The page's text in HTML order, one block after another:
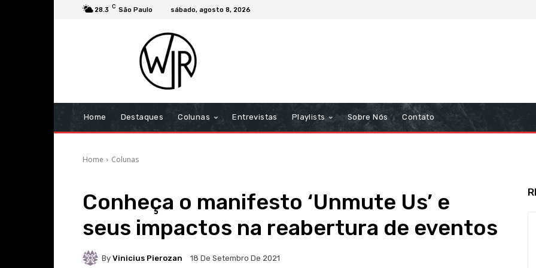
28.3 C São Paulo sábado, agosto 8, 2026
Home Destaques Colunas Entrevistas Playlists Sobre Nós Contato
Home Colunas
Conheça o manifesto ‘Unmute Us’ e
seus impactos na reabertura de eventos
By Vinicius Pierozan 18 De Setembro De 2021